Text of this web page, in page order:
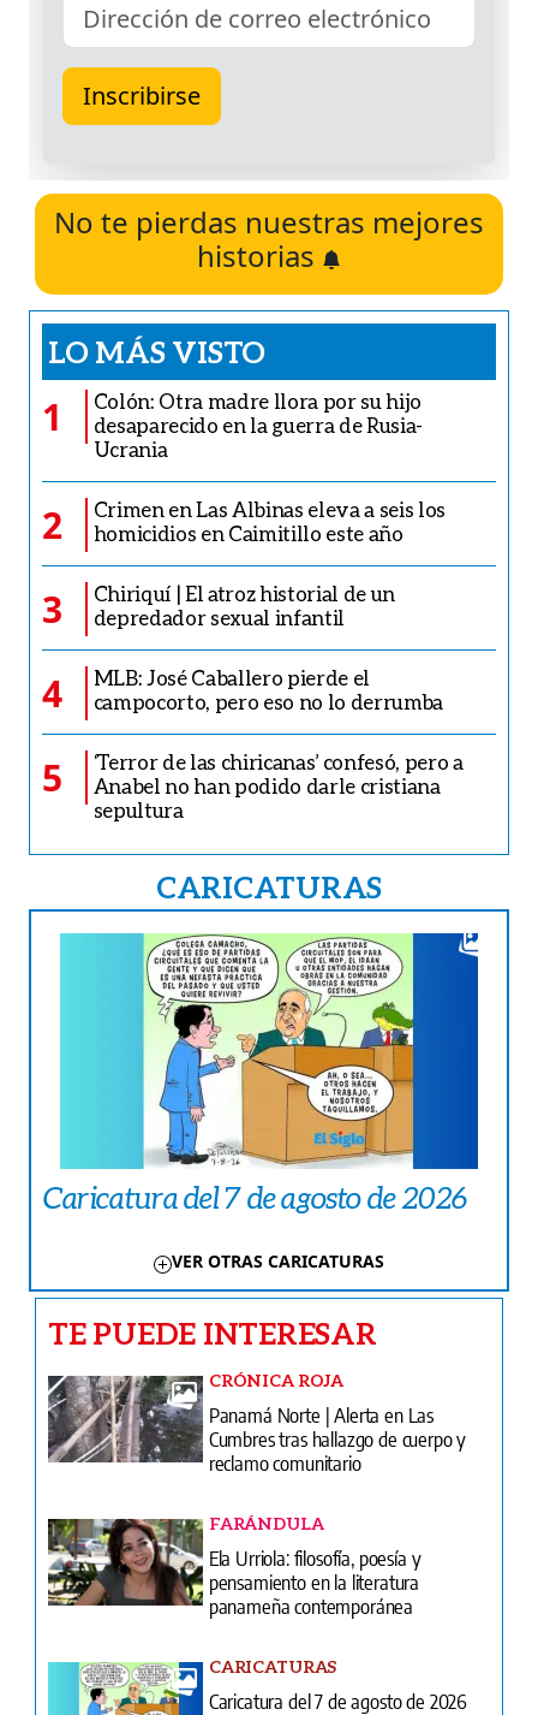
No te pierdas nuestras mejores
historias
LO MÁS VISTO
1
Colón: Otra madre llora por su hijo
desaparecido en la guerra de Rusia-
Ucrania
2
Crimen en Las Albinas eleva a seis los
homicidios en Caimitillo este año
3
Chiriquí | El atroz historial de un
depredador sexual infantil
4
MLB: José Caballero pierde el
campocorto, pero eso no lo derrumba
5
‘Terror de las chiricanas’ confesó, pero a
Anabel no han podido darle cristiana
sepultura
CARICATURAS
Caricatura del 7 de agosto de 2026
VER OTRAS CARICATURAS
TE PUEDE INTERESAR
CRÓNICA ROJA
Panamá Norte | Alerta en Las
Cumbres tras hallazgo de cuerpo y
reclamo comunitario
FARÁNDULA
Ela Urriola: filosofía, poesía y
pensamiento en la literatura
panameña contemporánea
CARICATURAS
Caricatura del 7 de agosto de 2026